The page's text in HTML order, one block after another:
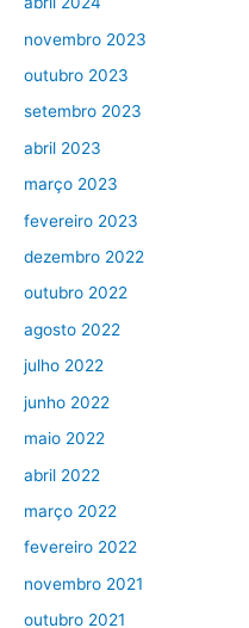
novembro 2023
outubro 2023
setembro 2023
abril 2023
março 2023
fevereiro 2023
dezembro 2022
outubro 2022
agosto 2022
julho 2022
junho 2022
maio 2022
abril 2022
março 2022
fevereiro 2022
novembro 2021
outubro 2021